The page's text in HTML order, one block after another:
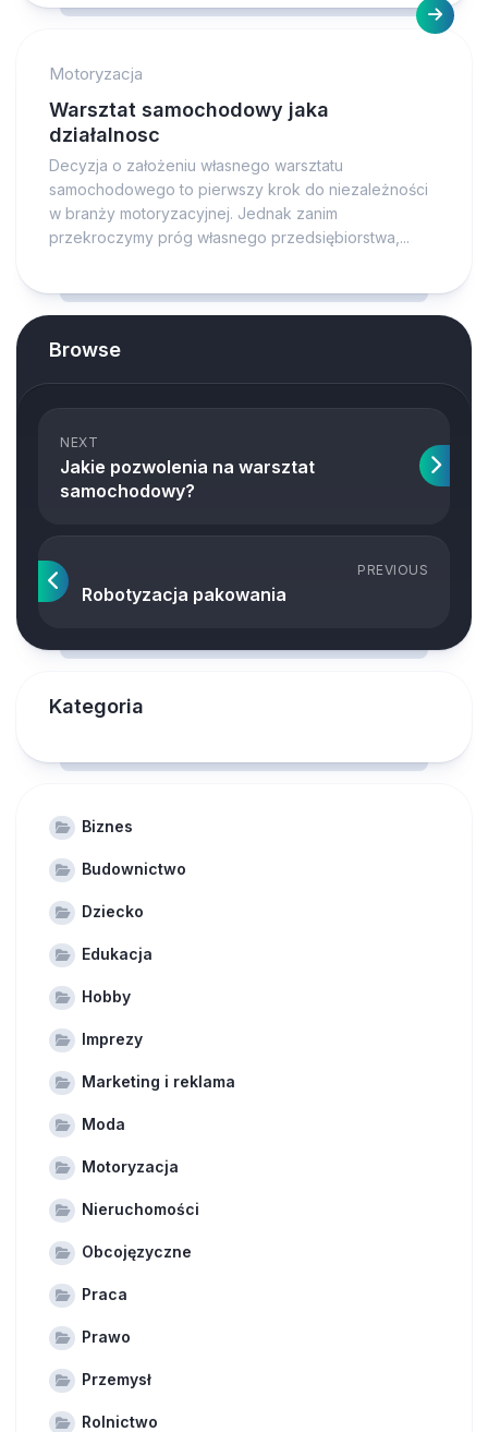
Motoryzacja
Warsztat samochodowy jaka
działalnosc
Decyzja o założeniu własnego warsztatu
samochodowego to pierwszy krok do niezależności
w branży motoryzacyjnej. Jednak zanim
przekroczymy próg własnego przedsiębiorstwa,...
Browse
NEXT
Jakie pozwolenia na warsztat
samochodowy?
PREVIOUS
Robotyzacja pakowania
Kategoria
Biznes
Budownictwo
Dziecko
Edukacja
Hobby
Imprezy
Marketing i reklama
Moda
Motoryzacja
Nieruchomości
Obcojęzyczne
Praca
Prawo
Przemysł
Rolnictwo